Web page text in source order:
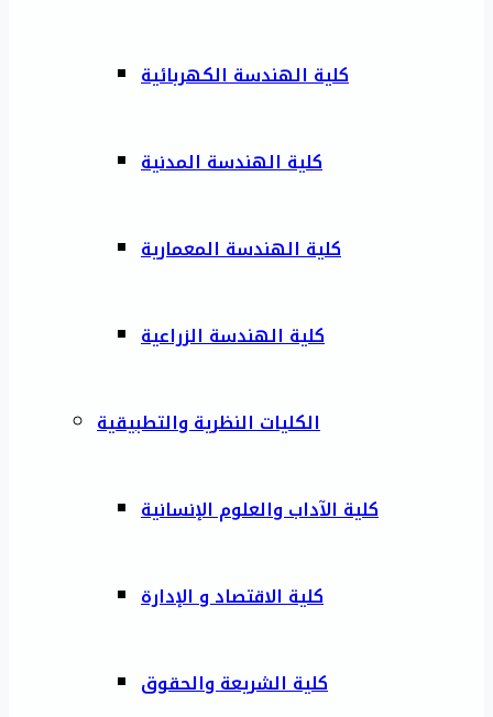
كلية الهندسة الكهربائية
كلية الهندسة المدنية
كلية الهندسة المعمارية
كلية الهندسة الزراعية
الكليات النظرية والتطبيقية
كلية الآداب والعلوم الإنسانية
كلية الاقتصاد و الإدارة
كلية الشريعة والحقوق